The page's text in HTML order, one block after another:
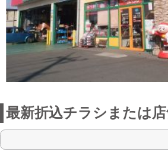
点検整備に関わる料金表